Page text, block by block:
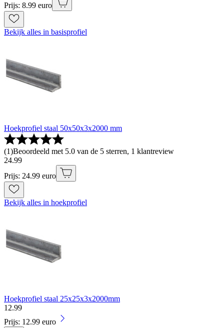
Prijs: 8.99 euro
Bekijk alles in basisprofiel
Hoekprofiel staal 50x50x3x2000 mm
(1)Beoordeeld met 5.0 van de 5 sterren, 1 klantreview
24.99
Prijs: 24.99 euro
Bekijk alles in hoekprofiel
Hoekprofiel staal 25x25x3x2000mm
12.99
Prijs: 12.99 euro